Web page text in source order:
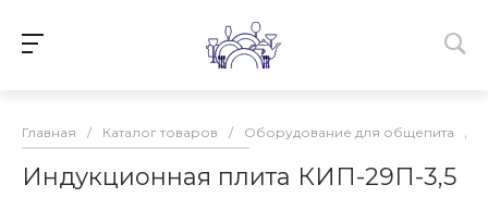
Главная / Каталог товаров / Оборудование для общепита /
Индукционная плита КИП-29П-3,5